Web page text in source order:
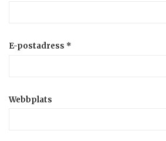
E-postadress *
Webbplats